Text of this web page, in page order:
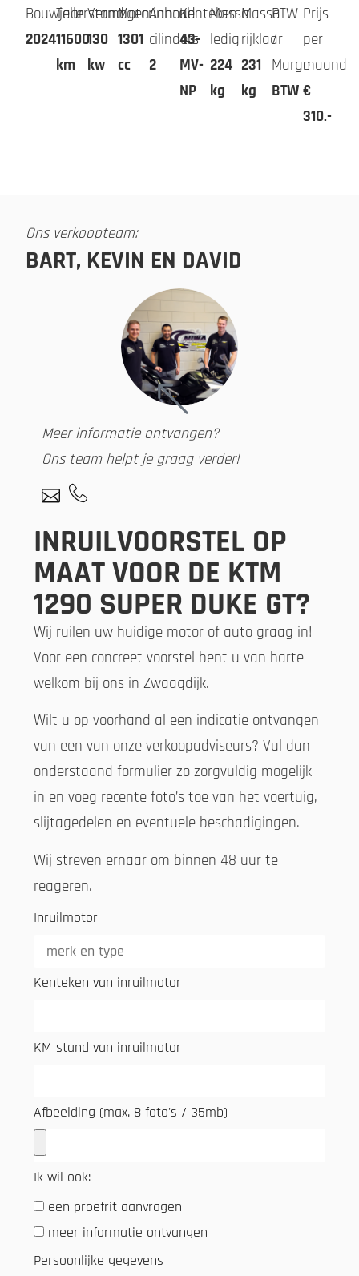
Bouwjaar
2024
Tellerstand
11600
km
Vermogen
130
kw
Motorinhoud
1301
cc
Aantal
cilinders
2
Kenteken
43-
MV-
NP
Massa
ledig
224
kg
Massa
rijklaar
231
kg
BTW
/
Marge
BTW
Prijs
per
maand
€
310.-
Ons verkoopteam:
BART, KEVIN EN DAVID
Meer informatie ontvangen?
Ons team helpt je graag verder!
INRUILVOORSTEL OP
MAAT VOOR DE KTM
1290 SUPER DUKE GT?
Wij ruilen uw huidige motor of auto graag in!
Voor een concreet voorstel bent u van harte
welkom bij ons in Zwaagdijk.
Wilt u op voorhand al een indicatie ontvangen
van een van onze verkoopadviseurs? Vul dan
onderstaand formulier zo zorgvuldig mogelijk
in en voeg recente foto’s toe van het voertuig,
slijtagedelen en eventuele beschadigingen.
Wij streven ernaar om binnen 48 uur te
reageren.
Inruilmotor
Kenteken van inruilmotor
KM stand van inruilmotor
Afbeelding (max. 8 foto's / 35mb)
Ik wil ook:
een proefrit aanvragen
meer informatie ontvangen
Persoonlijke gegevens